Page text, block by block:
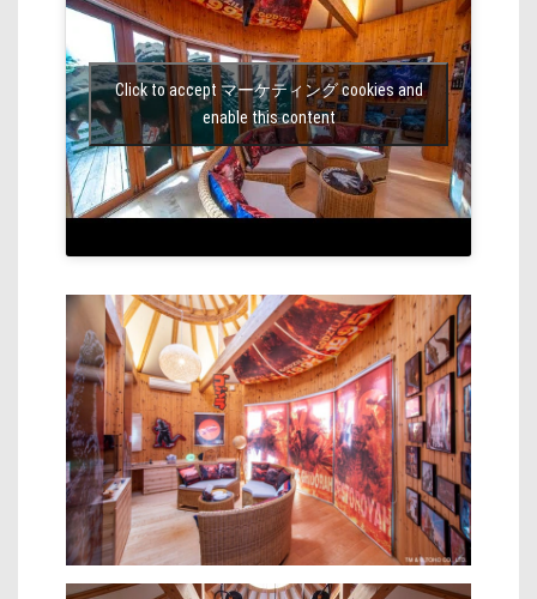
Click to accept マーケティング cookies and
enable this content